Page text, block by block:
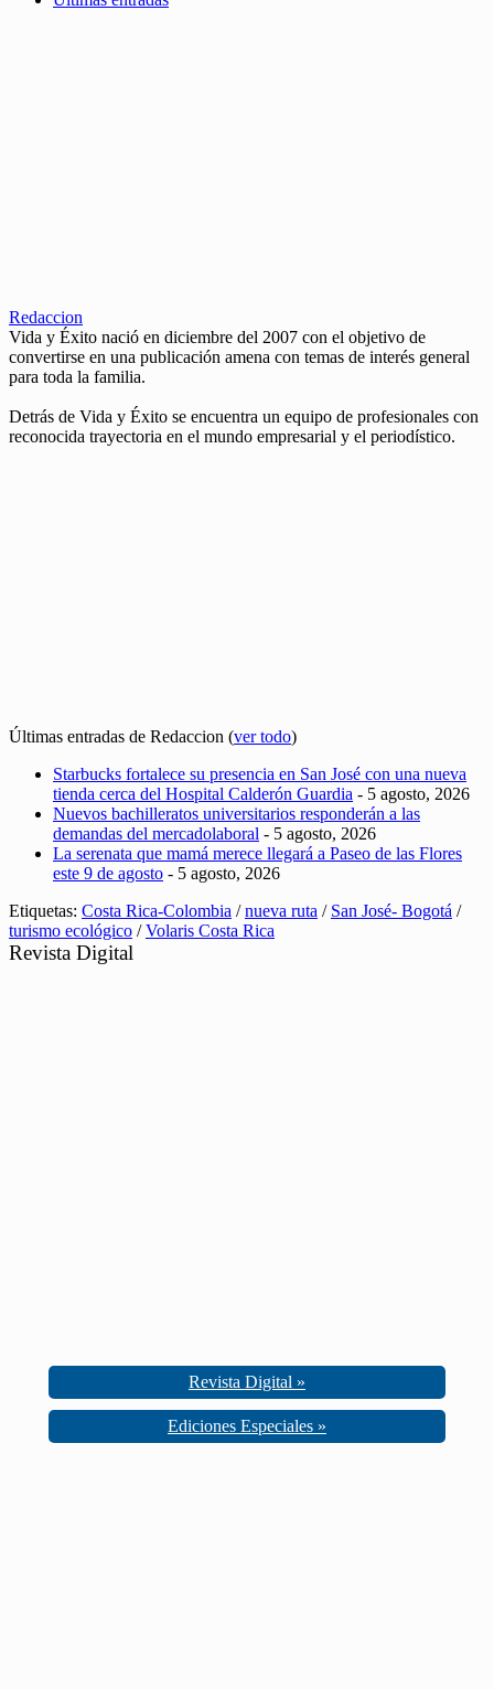
Redaccion
Vida y Éxito nació en diciembre del 2007 con el objetivo de
convertirse en una publicación amena con temas de interés general
para toda la familia.
Detrás de Vida y Éxito se encuentra un equipo de profesionales con
reconocida trayectoria en el mundo empresarial y el periodístico.
Últimas entradas de Redaccion (ver todo)
Starbucks fortalece su presencia en San José con una nueva
tienda cerca del Hospital Calderón Guardia - 5 agosto, 2026
Nuevos bachilleratos universitarios responderán a las
demandas del mercadolaboral - 5 agosto, 2026
La serenata que mamá merece llegará a Paseo de las Flores
este 9 de agosto - 5 agosto, 2026
Etiquetas: Costa Rica-Colombia /nueva ruta / San José- Bogotá /
turismo ecológico /Volaris Costa Rica
Revista Digital
Revista Digital »
Ediciones Especiales »